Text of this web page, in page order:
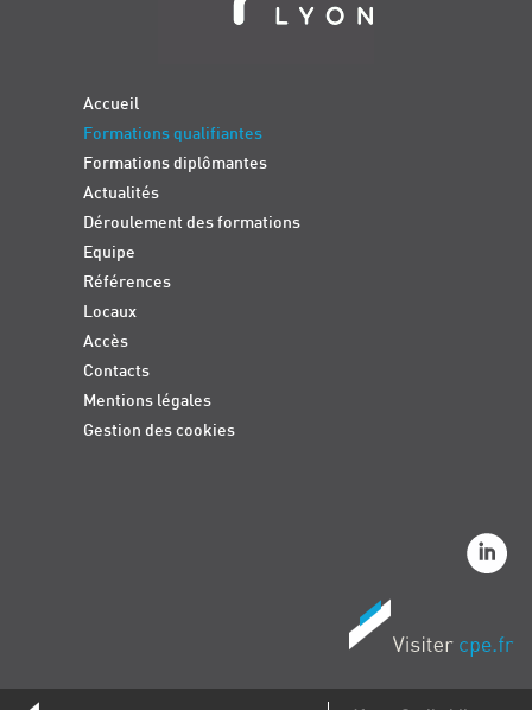
Accueil
Formations qualifiantes
Formations diplômantes
Actualités
Déroulement des formations
Equipe
Références
Locaux
Accès
Contacts
Mentions légales
Gestion des cookies